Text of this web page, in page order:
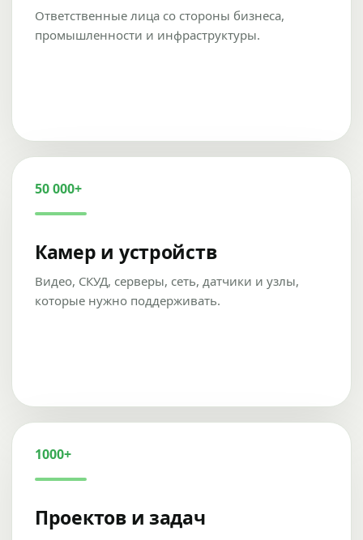
Ответственные лица со стороны бизнеса,
промышленности и инфраструктуры.
50 000+
Камер и устройств
Видео, СКУД, серверы, сеть, датчики и узлы,
которые нужно поддерживать.
1000+
Проектов и задач